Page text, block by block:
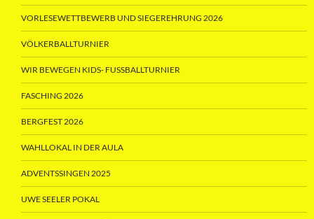
VORLESEWETTBEWERB UND SIEGEREHRUNG 2026
VÖLKERBALLTURNIER
WIR BEWEGEN KIDS- FUSSBALLTURNIER
FASCHING 2026
BERGFEST 2026
WAHLLOKAL IN DER AULA
ADVENTSSINGEN 2025
UWE SEELER POKAL